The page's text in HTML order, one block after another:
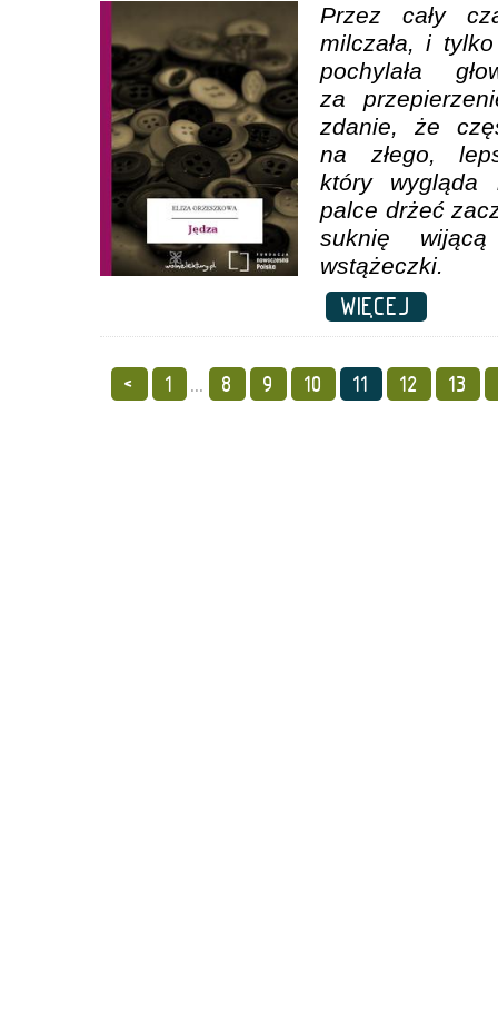
Przez cały
milczała, i
pochylała
za
zdanie, że
na złego,
który wygląda
palce drżeć
suknię
wstążeczki.
WIĘCEJ
< 1 ... 8 9 10 11 12 13